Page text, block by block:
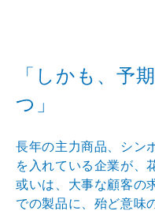
「しかも、予
つ」
長年の主力商品、シン
を入れている企業が、
或いは、大事な顧客の
での製品に、殆ど意味